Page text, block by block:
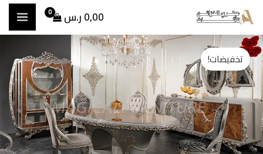
تخطي
إلى
المحتوى
0,00ر.س
تخفيضات!
السعر
الأصلي
هو:
33.000,00 ر.س.
السعر
الحالي
هو:
31.700,00 ر.س.
كمية
طاوله
طعام
كلاسيك
T22P